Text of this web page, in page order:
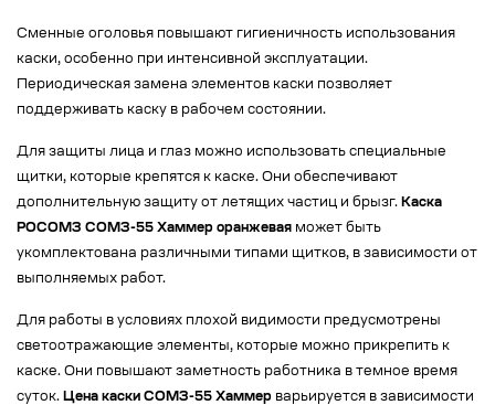
Сменные оголовья повышают гигиеничность использования
каски, особенно при интенсивной эксплуатации.
Периодическая замена элементов каски позволяет
поддерживать каску в рабочем состоянии.
Для защиты лица и глаз можно использовать специальные
щитки, которые крепятся к каске. Они обеспечивают
дополнительную защиту от летящих частиц и брызг. Каска
РОСОМЗ СОМЗ-55 Хаммер оранжевая может быть
укомплектована различными типами щитков, в зависимости от
выполняемых работ.
Для работы в условиях плохой видимости предусмотрены
светоотражающие элементы, которые можно прикрепить к
каске. Они повышают заметность работника в темное время
суток. Цена каски СОМЗ-55 Хаммер варьируется в зависимости